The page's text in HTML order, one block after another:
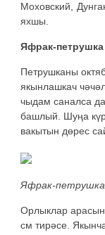
Моховский,
яхшы.
Яфрак-петрушка
Петрушканы
якынлашкач
чыдам саналса
башлый. Шуңа
вакытын дөрес
Яфрак-петрушка
Орлыклар
см тирәсе.